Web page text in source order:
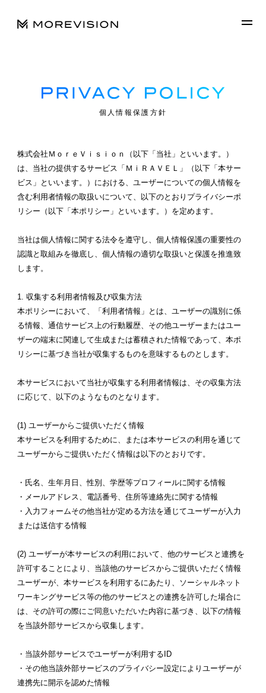
個人情報保護方針
株式会社ＭｏｒｅＶｉｓｉｏｎ（以下「当社」といいます。）
は、当社の提供するサービス「ＭｉＲＡＶＥＬ」（以下「本サー
ビス」といいます。）における、ユーザーについての個人情報を
含む利用者情報の取扱いについて、以下のとおりプライバシーポ
リシー（以下「本ポリシー」といいます。）を定めます。
当社は個人情報に関する法令を遵守し、個人情報保護の重要性の
認識と取組みを徹底し、個人情報の適切な取扱いと保護を推進致
します。
1. 収集する利用者情報及び収集方法
本ポリシーにおいて、「利用者情報」とは、ユーザーの識別に係
る情報、通信サービス上の行動履歴、その他ユーザーまたはユー
ザーの端末に関連して生成または蓄積された情報であって、本ポ
リシーに基づき当社が収集するものを意味するものとします。
本サービスにおいて当社が収集する利用者情報は、その収集方法
に応じて、以下のようなものとなります。
(1) ユーザーからご提供いただく情報
本サービスを利用するために、または本サービスの利用を通じて
ユーザーからご提供いただく情報は以下のとおりです。
・氏名、生年月日、性別、学歴等プロフィールに関する情報
・メールアドレス、電話番号、住所等連絡先に関する情報
・入力フォームその他当社が定める方法を通じてユーザーが入力
または送信する情報
(2) ユーザーが本サービスの利用において、他のサービスと連携を
許可することにより、当該他のサービスからご提供いただく情報
ユーザーが、本サービスを利用するにあたり、ソーシャルネット
ワーキングサービス等の他のサービスとの連携を許可した場合に
は、その許可の際にご同意いただいた内容に基づき、以下の情報
を当該外部サービスから収集します。
・当該外部サービスでユーザーが利用するID
・その他当該外部サービスのプライバシー設定によりユーザーが
連携先に開示を認めた情報